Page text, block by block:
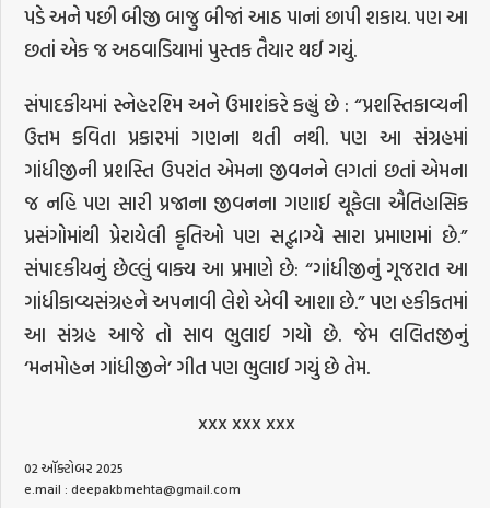
પડે અને પછી બીજી બાજુ બીજાં આઠ પાનાં છાપી શકાય. પણ આ
છતાં એક જ અઠવાડિયામાં પુસ્તક તૈયાર થઈ ગયું.
સંપાદકીયમાં સ્નેહરશ્મિ અને ઉમાશંકરે કહ્યું છે : “પ્રશસ્તિકાવ્યની
ઉત્તમ કવિતા પ્રકારમાં ગણના થતી નથી. પણ આ સંગ્રહમાં
ગાંધીજીની પ્રશસ્તિ ઉપરાંત એમના જીવનને લગતાં છતાં એમના
જ નહિ પણ સારી પ્રજાના જીવનના ગણાઈ ચૂકેલા ઐતિહાસિક
પ્રસંગોમાંથી પ્રેરાયેલી કૃતિઓ પણ સદ્ભાગ્યે સારા પ્રમાણમાં છે.”
સંપાદકીયનું છેલ્લું વાક્ય આ પ્રમાણે છે: “ગાંધીજીનું ગૂજરાત આ
ગાંધીકાવ્યસંગ્રહને અપનાવી લેશે એવી આશા છે.” પણ હકીકતમાં
આ સંગ્રહ આજે તો સાવ ભુલાઈ ગયો છે. જેમ લલિતજીનું
‘મનમોહન ગાંધીજીને’ ગીત પણ ભુલાઈ ગયું છે તેમ.
xxx xxx xxx
02 ઑક્ટોબર 2025
e.mail : deepakbmehta@gmail.com